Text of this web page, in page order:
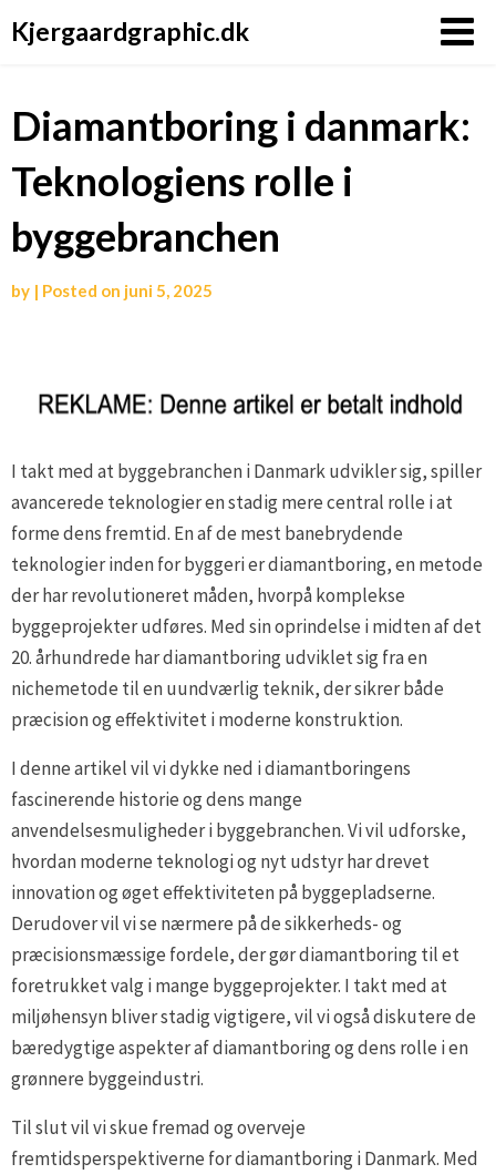
Kjergaardgraphic.dk
Diamantboring i danmark:
Teknologiens rolle i
byggebranchen
by | Posted on juni 5, 2025
I takt med at byggebranchen i Danmark udvikler sig, spiller
avancerede teknologier en stadig mere central rolle i at
forme dens fremtid. En af de mest banebrydende
teknologier inden for byggeri er diamantboring, en metode
der har revolutioneret måden, hvorpå komplekse
byggeprojekter udføres. Med sin oprindelse i midten af det
20. århundrede har diamantboring udviklet sig fra en
nichemetode til en uundværlig teknik, der sikrer både
præcision og effektivitet i moderne konstruktion.
I denne artikel vil vi dykke ned i diamantboringens
fascinerende historie og dens mange
anvendelsesmuligheder i byggebranchen. Vi vil udforske,
hvordan moderne teknologi og nyt udstyr har drevet
innovation og øget effektiviteten på byggepladserne.
Derudover vil vi se nærmere på de sikkerheds- og
præcisionsmæssige fordele, der gør diamantboring til et
foretrukket valg i mange byggeprojekter. I takt med at
miljøhensyn bliver stadig vigtigere, vil vi også diskutere de
bæredygtige aspekter af diamantboring og dens rolle i en
grønnere byggeindustri.
Til slut vil vi skue fremad og overveje
fremtidsperspektiverne for diamantboring i Danmark. Med